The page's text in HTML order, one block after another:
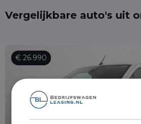
Vergelijkbare auto's uit
€ 26.990